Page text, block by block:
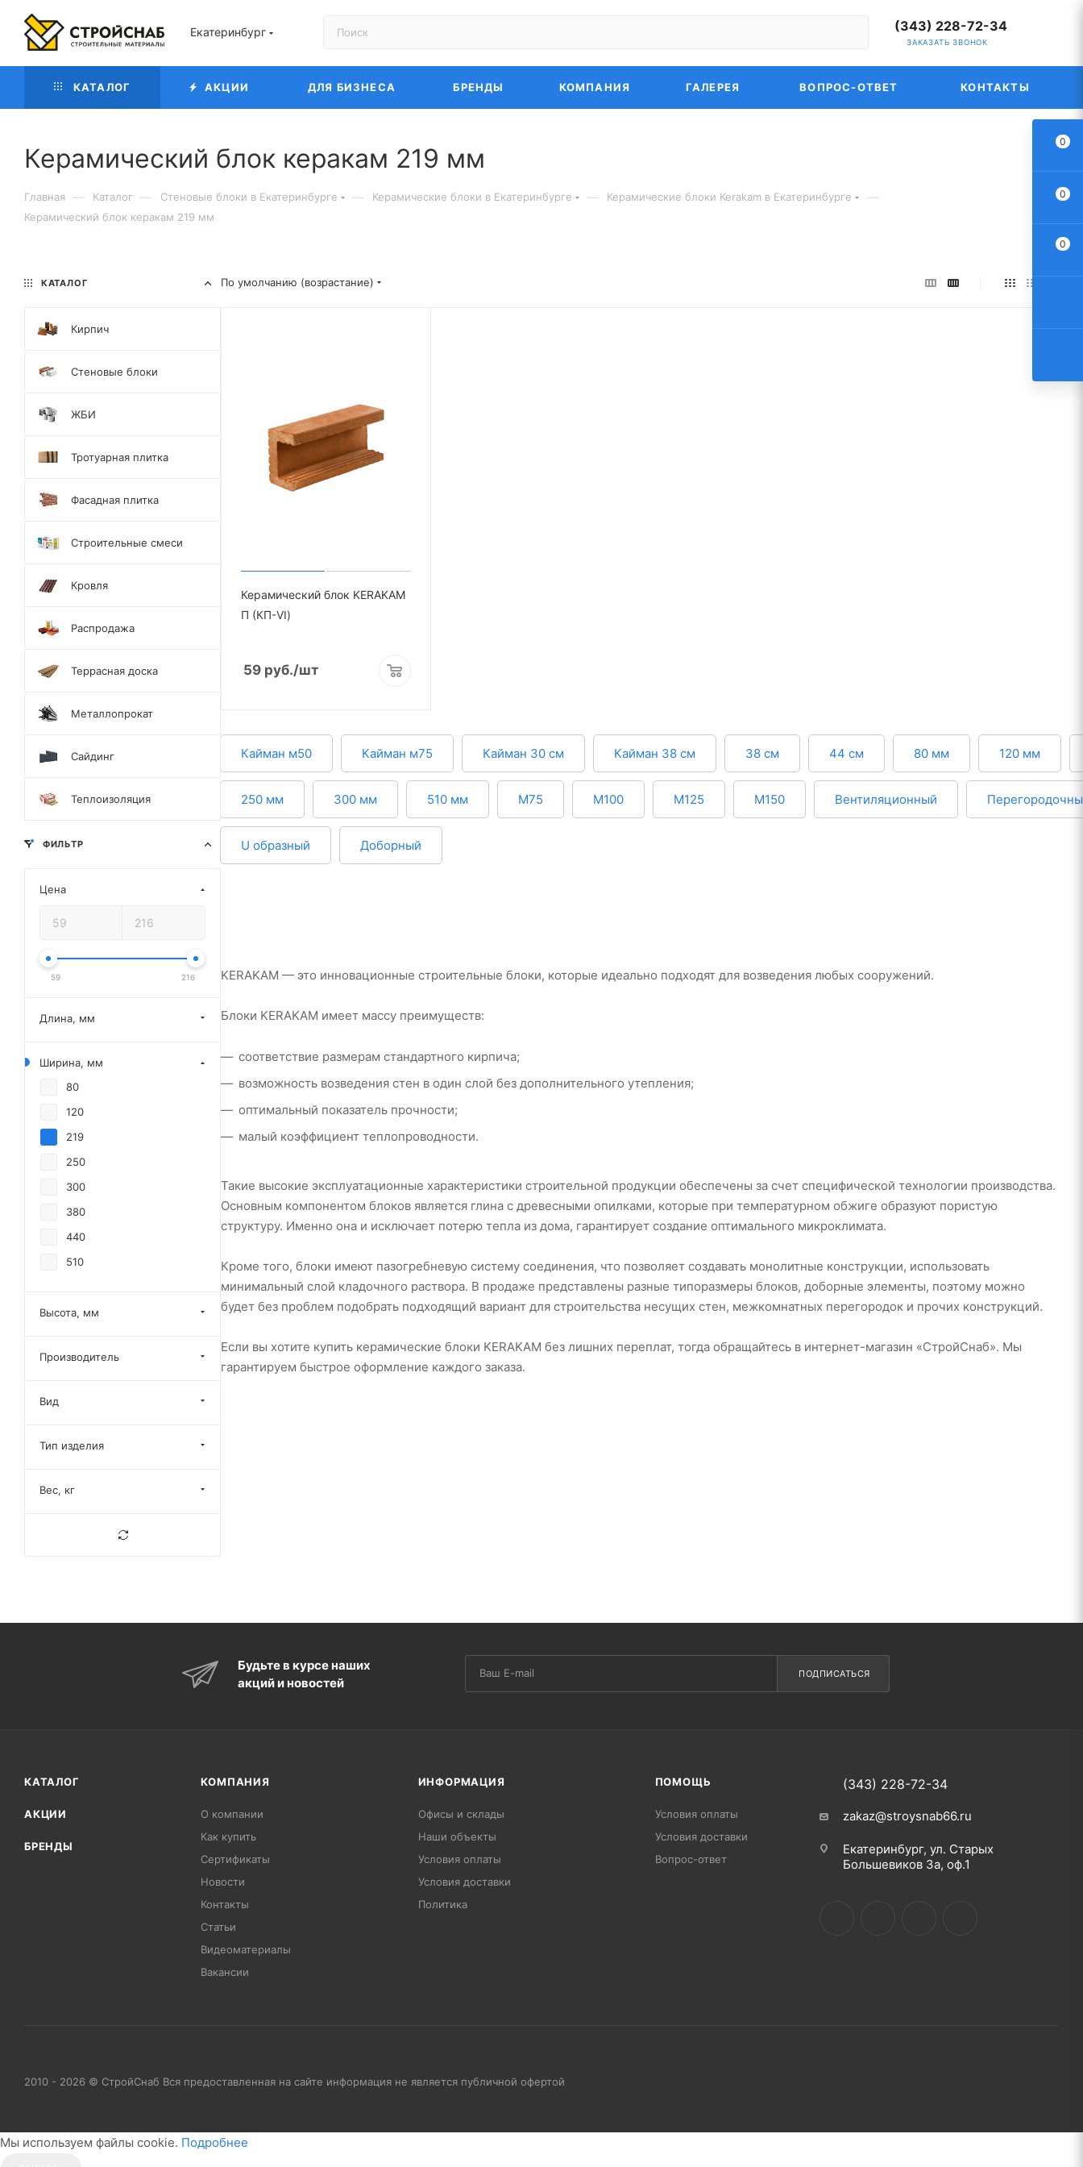
Екатеринбург (343) 228-72-34
ЗАКАЗАТЬ ЗВОНОК
КАТАЛОГ АКЦИИ ДЛЯ БИЗНЕСА БРЕНДЫ КОМПАНИЯ ГАЛЕРЕЯ ВОПРОС-ОТВЕТ КОНТАКТЫ
Керамический блок керакам 219 мм
Главная — Каталог — Cтеновые блоки в Екатеринбурге — Керамические блоки в Екатеринбурге — Керамические блоки Kerakam в Екатеринбурге —
Керамический блок керакам 219 мм
По умолчанию (возрастание)
Керамический блок KERAKAM
П (КП-VI)
59 руб./шт
Кайман м50 Кайман м75 Кайман 30 см Кайман 38 см 38 см 44 см 80 мм 120 мм
250 мм 300 мм 510 мм М75 М100 М125 М150 Вентиляционный
U образный Доборный
KERAKAM — это инновационные строительные блоки, которые идеально подходят для возведения любых сооружений.
Блоки KERAKAM имеет массу преимуществ:
соответствие размерам стандартного кирпича;
возможность возведения стен в один слой без дополнительного утепления;
оптимальный показатель прочности;
малый коэффициент теплопроводности.
Такие высокие эксплуатационные характеристики строительной продукции обеспечены за счет специфической технологии производства.
Основным компонентом блоков является глина с древесными опилками, которые при температурном обжиге образуют пористую
структуру. Именно она и исключает потерю тепла из дома, гарантирует создание оптимального микроклимата.
Кроме того, блоки имеют пазогребневую систему соединения, что позволяет создавать монолитные конструкции, использовать
минимальный слой кладочного раствора. В продаже представлены разные типоразмеры блоков, доборные элементы, поэтому можно
будет без проблем подобрать подходящий вариант для строительства несущих стен, межкомнатных перегородок и прочих конструкций.
Если вы хотите купить керамические блоки KERAKAM без лишних переплат, тогда обращайтесь в интернет-магазин «СтройСнаб». Мы
гарантируем быстрое оформление каждого заказа.
КАТАЛОГ
Кирпич
Стеновые блоки
ЖБИ
Тротуарная плитка
Фасадная плитка
Строительные смеси
Кровля
Распродажа
Террасная доска
Металлопрокат
Сайдинг
Теплоизоляция
ФИЛЬТР
Цена
59 216
Длина, мм
Ширина, мм
80
120
219
250
300
380
440
510
Высота, мм
Производитель
Вид
Тип изделия
Вес, кг
Будьте в курсе наших
акций и новостей
ПОДПИСАТЬСЯ
КАТАЛОГ
АКЦИИ
БРЕНДЫ
КОМПАНИЯ
О компании
Как купить
Сертификаты
Новости
Контакты
Статьи
Видеоматериалы
Вакансии
ИНФОРМАЦИЯ
Офисы и склады
Наши объекты
Условия оплаты
Условия доставки
Политика
ПОМОЩЬ
Условия оплаты
Условия доставки
Вопрос-ответ
(343) 228-72-34
zakaz@stroysnab66.ru
Екатеринбург, ул. Старых
Большевиков 3а, оф.1
2010 - 2026 © СтройСнаб Вся предоставленная на сайте информация не является публичной офертой
0
0
0
Мы используем файлы cookie. Подробнее